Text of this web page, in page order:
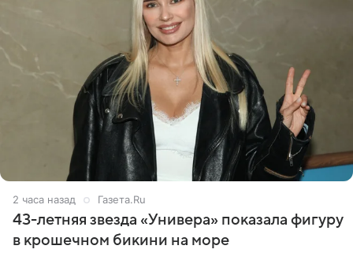
2 часа назад Газета.Ru
43-летняя звезда «Универа» показала фигуру
в крошечном бикини на море